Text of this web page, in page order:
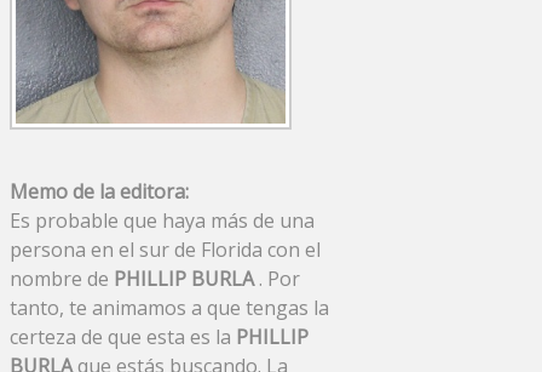
Memo de la editora:
Es probable que haya más de una
persona en el sur de Florida con el
nombre de PHILLIP BURLA. Por
tanto, te animamos a que tengas la
certeza de que esta es la PHILLIP
BURLAque estás buscando. La